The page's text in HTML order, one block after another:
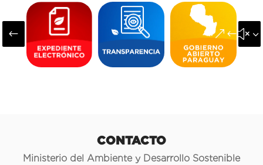
#
CONTACTO
Ministerio del Ambiente y Desarrollo Sostenible